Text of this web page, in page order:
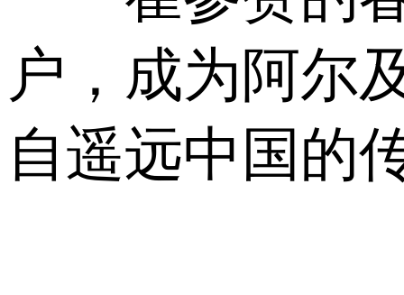
户，成为阿尔
自遥远中国的